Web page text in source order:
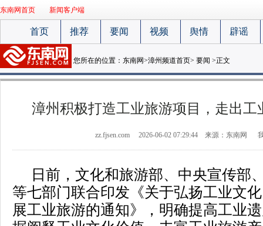
东南网首页 新闻客户端
首页 推荐 要闻 视频 舆情 辟谣
您所在的位置： 东南网>漳州频道首页> 要闻 >正文
漳州积极打造工业旅游项目，走出工
zz.fjsen.com 2026-06-02 07:29:44 来源：东南网
日前，文化和旅游部、中央宣传部
等七部门联合印发《关于弘扬工业文
展工业旅游的通知》，明确提高工业